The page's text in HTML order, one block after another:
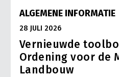
ALGEMENE INFORMATIE
28 JULI 2026
Vernieuwde
Ordening voor de
Landbouw